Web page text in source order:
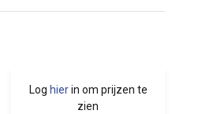
Log hierin om prijzen te
zien